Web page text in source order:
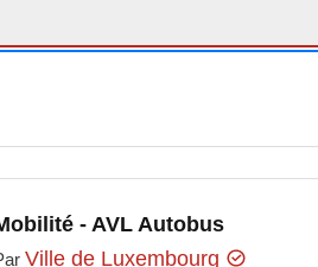
- AVL Autobus
Ville de Luxembourg